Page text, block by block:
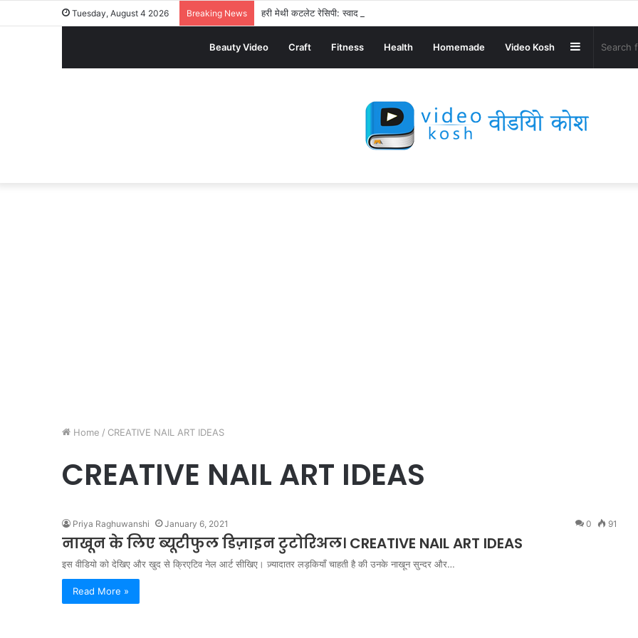
Tuesday, August 4 2026 Breaking News हरी मेथी कटलेट रेसिपी: स्वाद से भरपूर और स्वस्थ नाश्ता बनाएं!
Beauty Video Craft Fitness Health Homemade Video Kosh Sidebar
Home / CREATIVE NAIL ART IDEAS
CREATIVE NAIL ART IDEAS
Priya Raghuwanshi January 6, 2021 0 91
नाखून के लिए ब्यूटीफुल डिज़ाइन टुटोरिअल। CREATIVE NAIL ART IDEAS
इस वीडियो को देखिए और खुद से क्रिएटिव नेल आर्ट सीखिए। ज़्यादातर लड़कियाँ चाहती है की उनके नाखून सुन्दर और…
Read More »